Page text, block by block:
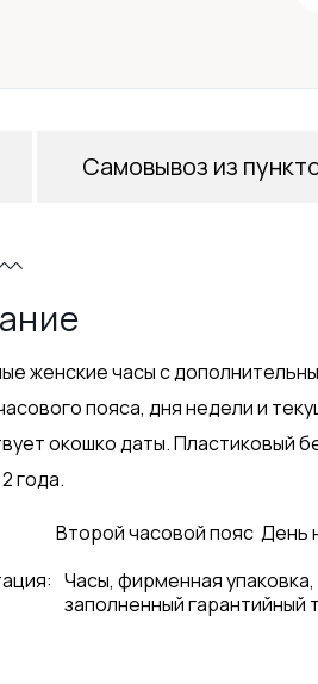
женские часы с
пояса, дня недели и
окошко даты. Пластиковый
года.
Второй часовой пояс День
Часы, фирменная
заполненный гарантийный
Самовывоз из